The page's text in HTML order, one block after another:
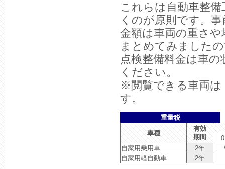
これらは自動車整
くのが原則です。
金額は車両の重さ
まとめてみました
点検整備料金は車
ください。
※閲覧できる車両は
す。
重量税
車種
有効
期間
自家用乗用車
2年
自家用軽自動車
2年